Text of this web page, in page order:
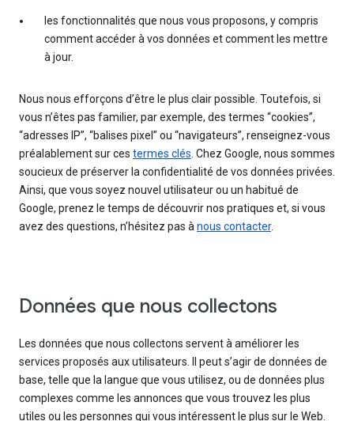
les fonctionnalités que nous vous proposons, y compris
comment accéder à vos données et comment les mettre
à jour.
Nous nous efforçons d’être le plus clair possible. Toutefois, si
vous n’êtes pas familier, par exemple, des termes “cookies”,
“adresses IP”, “balises pixel” ou “navigateurs”, renseignez-vous
préalablement sur ces termes clés. Chez Google, nous sommes
soucieux de préserver la confidentialité de vos données privées.
Ainsi, que vous soyez nouvel utilisateur ou un habitué de
Google, prenez le temps de découvrir nos pratiques et, si vous
avez des questions, n’hésitez pas ànous contacter.
Données que nous collectons
Les données que nous collectons servent à améliorer les
services proposés aux utilisateurs. Il peut s’agir de données de
base, telle que la langue que vous utilisez, ou de données plus
complexes comme les annonces que vous trouvez les plus
utiles ou les personnes qui vous intéressent le plus sur le Web.